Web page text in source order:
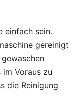
einfach sein.
gereinigt
Voraus zu
die Reinigung